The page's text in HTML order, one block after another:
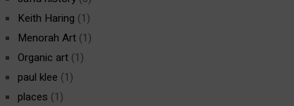
Keith Haring (1)
Menorah Art (1)
Organic art (1)
paul klee (1)
places (1)